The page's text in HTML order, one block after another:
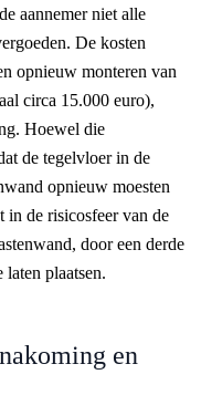
aannemer niet alle
De kosten
opnieuw monteren van
circa 15.000 euro),
Hoewel die
de tegelvloer in de
opnieuw moesten
in de risicosfeer van de
door een derde
plaatsen.
en